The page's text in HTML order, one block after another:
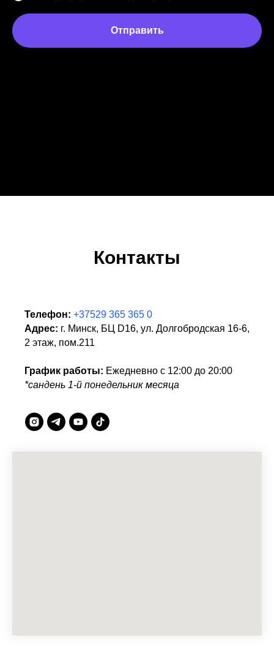
Отправить
Контакты
Телефон: +37529 365 365 0
Адрес: г. Минск, БЦ D16, ул. Долгобродская 16-6,
2 этаж, пом.211
График работы: Ежедневно с 12:00 до 20:00
*сандень 1-й понедельник месяца